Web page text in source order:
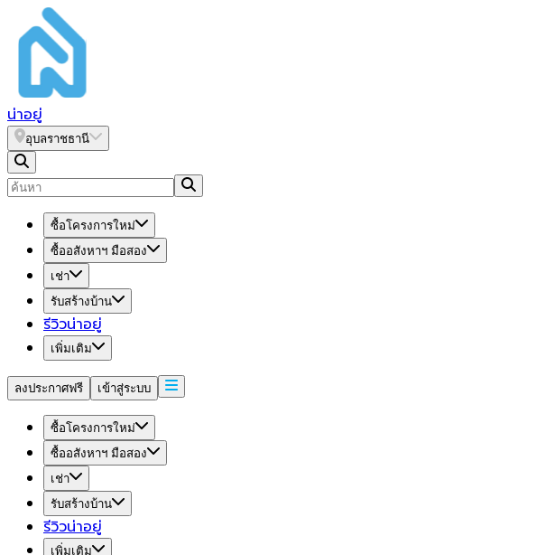
น่าอยู่
อุบลราชธานี
ซื้อโครงการใหม่
ซื้ออสังหาฯ มือสอง
เช่า
รับสร้างบ้าน
รีวิวน่าอยู่
เพิ่มเติม
ลงประกาศฟรี เข้าสู่ระบบ
ซื้อโครงการใหม่
ซื้ออสังหาฯ มือสอง
เช่า
รับสร้างบ้าน
รีวิวน่าอยู่
เพิ่มเติม